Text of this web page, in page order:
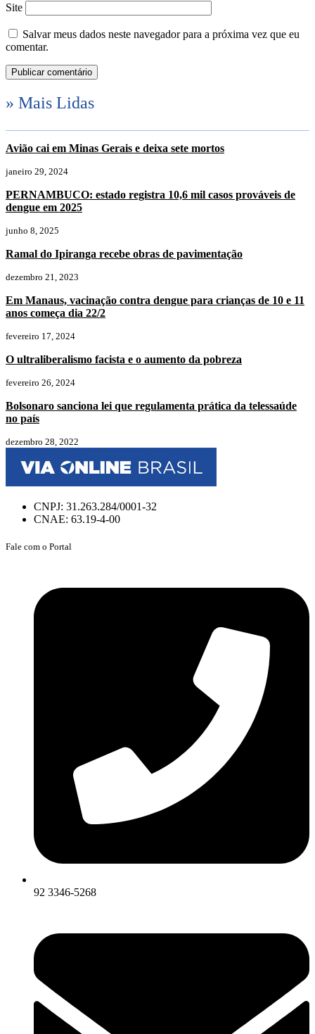
Site
Salvar meus dados neste navegador para a próxima vez que eu
comentar.
» Mais Lidas
Avião cai em Minas Gerais e deixa sete mortos
janeiro 29, 2024
PERNAMBUCO: estado registra 10,6 mil casos prováveis de
dengue em 2025
junho 8, 2025
Ramal do Ipiranga recebe obras de pavimentação
dezembro 21, 2023
Em Manaus, vacinação contra dengue para crianças de 10 e 11
anos começa dia 22/2
fevereiro 17, 2024
O ultraliberalismo facista e o aumento da pobreza
fevereiro 26, 2024
Bolsonaro sanciona lei que regulamenta prática da telessaúde
no país
dezembro 28, 2022
CNPJ: 31.263.284/0001-32
CNAE: 63.19-4-00
Fale com o Portal
92 3346-5268